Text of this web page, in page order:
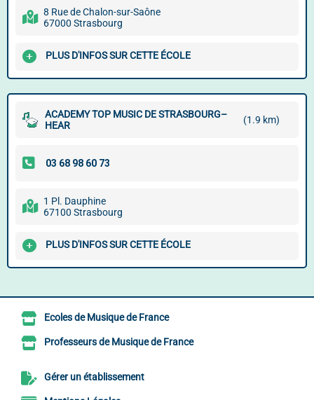
8 Rue de Chalon-sur-Saône
67000 Strasbourg
PLUS D'INFOS SUR CETTE ÉCOLE
ACADEMY TOP MUSIC DE STRASBOURG–
HEAR
(1.9 km)
1 Pl. Dauphine
67100 Strasbourg
PLUS D'INFOS SUR CETTE ÉCOLE
Ecoles de Musique de France
Professeurs de Musique de France
Gérer un établissement